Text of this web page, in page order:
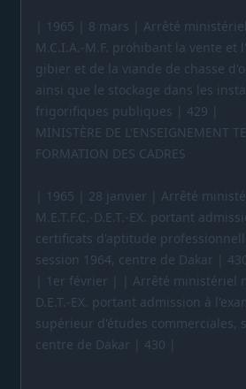
| 1965 | 8 mars | Arrêté ministériel
M.C.I.A.-M.F. prohibant la vente et
gibier et de la viande de chasse
ainsi que le stockage dans les
frigorifiques publiques | 429 |
MINISTÈRE DE L'ENSEIGNEMENT
FORMATION DES CADRES
| 1965 | 28 janvier | Arrêté
M.E.T.F.C.-D.E.T.-EX. portant
certificats d'aptitude
session 1964, centre de Dakar |
| 1er février | | Arrêté ministériel
D.E.T.-EX. portant admission à
supérieur d'études commerciales,
centre de Dakar | 430 |